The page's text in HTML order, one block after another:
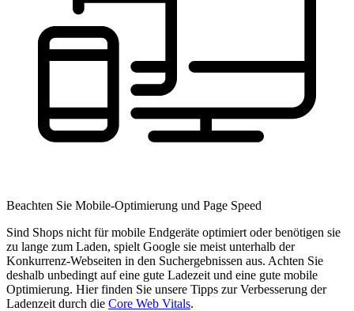
Beachten Sie Mobile-Optimierung und Page Speed
Sind Shops nicht für mobile Endgeräte optimiert oder benötigen sie
zu lange zum Laden, spielt Google sie meist unterhalb der
Konkurrenz-Webseiten in den Suchergebnissen aus. Achten Sie
deshalb unbedingt auf eine gute Ladezeit und eine gute mobile
Optimierung. Hier finden Sie unsere Tipps zur Verbesserung der
Ladenzeit durch die Core Web Vitals.